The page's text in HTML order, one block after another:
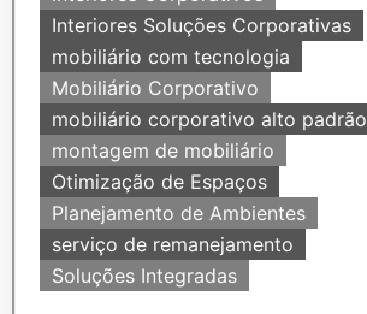
Interiores Soluções Corporativas
mobiliário com tecnologia
Mobiliário Corporativo
mobiliário corporativo alto padrão
montagem de mobiliário
Otimização de Espaços
Planejamento de Ambientes
serviço de remanejamento
Soluções Integradas